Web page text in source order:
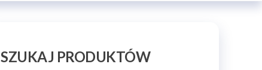
SZUKAJ PRODUKTÓW